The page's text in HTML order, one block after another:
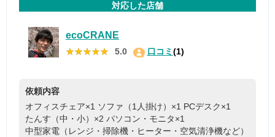
対応した店舗
ecoCRANE
★★★★★
★★★★★ 5.0 口コミ(1)
依頼内容
オフィスチェア×1 ソファ（1人掛け）×1 PCデスク×1
たんす（中・小）×2 パソコン・モニタ×1
中型家電（レンジ・掃除機・ヒーター・空気清浄機など）